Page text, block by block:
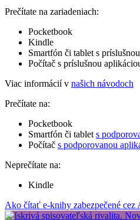
Prečítate na zariadeniach:
Pocketbook
Kindle
Smartfón či tablet s
Počítač s príslušnou
Viac informácií v našich návodoch
Prečítate na:
Pocketbook
Smartfón či tablet s
Počítač s podporovanou
Neprečítate na:
Kindle
Ako čítať e-knihy zabezpečené cez